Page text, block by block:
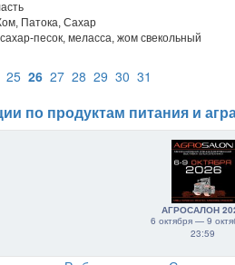
Патока, Сахар
сахар-песок, меласса, жом свекольный
25 26 27 28 29 30 31
по продуктам питания и
АГРОСАЛОН
6 октября — 9
23:59